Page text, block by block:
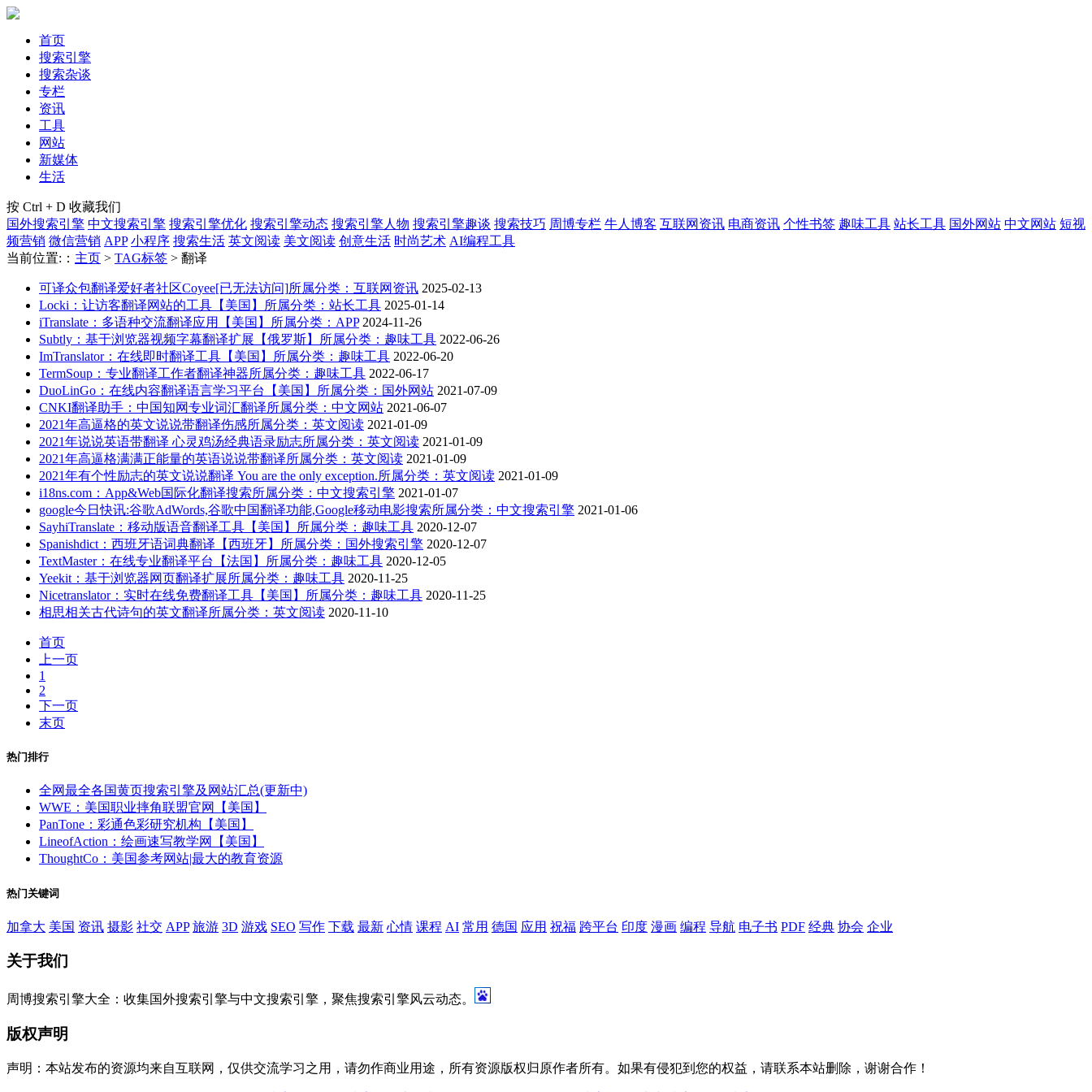
首页
搜索引擎
搜索杂谈
专栏
资讯
工具
网站
新媒体
生活
按 Ctrl + D 收藏我们
国外搜索引擎 中文搜索引擎 搜索引擎优化 搜索引擎动态 搜索引擎人物 搜索引擎趣谈 搜索技巧 周博专栏 牛人博客 互联网资讯 电商资讯 个性书签 趣味工具 站长工具 国外网站 中文网站 短视
频营销 微信营销 APP 小程序 搜索生活 英文阅读 美文阅读 创意生活 时尚艺术 AI编程工具
当前位置:： 主页 > TAG标签 > 翻译
可译众包翻译爱好者社区Coyee[已无法访问]所属分类：互联网资讯 2025-02-13
Locki：让访客翻译网站的工具【美国】
所属分类：站长工具 2025-01-14
iTranslate：多语种交流翻译应用【美国】
所属分类：APP 2024-11-26
Subtly：基于浏览器视频字幕翻译扩展【俄罗斯】
所属分类：趣味工具 2022-06-26
ImTranslator：在线即时翻译工具【美国】
所属分类：趣味工具 2022-06-20
TermSoup：专业翻译工作者翻译神器所属分类：趣味工具 2022-06-17
DuoLinGo：在线内容翻译语言学习平台【美国】
所属分类：国外网站 2021-07-09
CNKI翻译助手：中国知网专业词汇翻译所属分类：中文网站 2021-06-07
2021年高逼格的英文说说带翻译伤感所属分类：英文阅读 2021-01-09
2021年说说英语带翻译 心灵鸡汤经典语录励志所属分类：英文阅读 2021-01-09
2021年高逼格满满正能量的英语说说带翻译所属分类：英文阅读 2021-01-09
2021年有个性励志的英文说说翻译 You are the only exception.所属分类：英文阅读 2021-01-09
i18ns.com：App&Web国际化翻译搜索所属分类：中文搜索引擎 2021-01-07
google今日快讯:谷歌AdWords,谷歌中国翻译功能,Google移动电影搜索所属分类：中文搜索引擎 2021-01-06
SayhiTranslate：移动版语音翻译工具【美国】
所属分类：趣味工具 2020-12-07
Spanishdict：西班牙语词典翻译【西班牙】
所属分类：国外搜索引擎 2020-12-07
TextMaster：在线专业翻译平台【法国】
所属分类：趣味工具 2020-12-05
Yeekit：基于浏览器网页翻译扩展所属分类：趣味工具 2020-11-25
Nicetranslator：实时在线免费翻译工具【美国】
所属分类：趣味工具 2020-11-25
相思相关古代诗句的英文翻译所属分类：英文阅读 2020-11-10
首页
上一页
1
2
下一页
末页
热门排行
全网最全各国黄页搜索引擎及网站汇总(更新中)
WWE：美国职业摔角联盟官网【美国】
PanTone：彩通色彩研究机构【美国】
LineofAction：绘画速写教学网【美国】
ThoughtCo：美国参考网站|最大的教育资源
热门关键词
加拿大 美国 资讯 摄影 社交 APP 旅游 3D 游戏 SEO 写作 下载 最新 心情 课程 AI 常用 德国 应用 祝福 跨平台 印度 漫画 编程 导航 电子书 PDF 经典 协会 企业
关于我们
周博搜索引擎大全：收集国外搜索引擎与中文搜索引擎，聚焦搜索引擎风云动态。
版权声明
声明：本站发布的资源均来自互联网，仅供交流学习之用，请勿作商业用途，所有资源版权归原作者所有。如果有侵犯到您的权益，请联系本站删除，谢谢合作！